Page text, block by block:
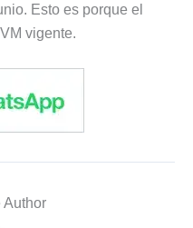
Esto es porque el
vigente.
Author